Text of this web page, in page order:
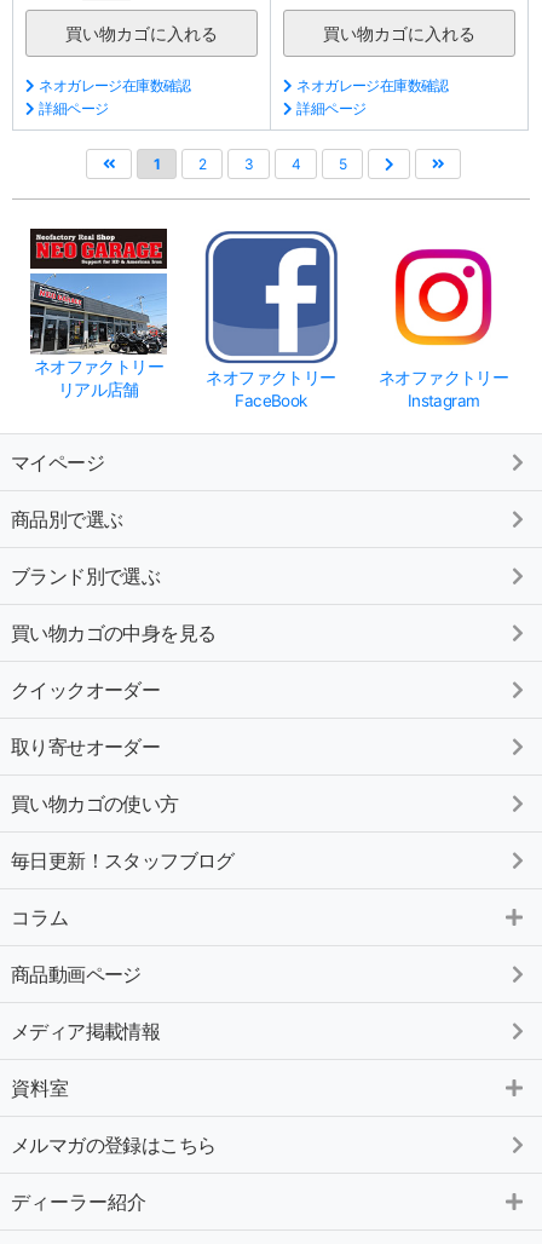
ネオガレージ在庫数確認
詳細ページ
ネオガレージ在庫数確認
詳細ページ
1 2 3 4 5
ネオファクトリー
リアル店舗
ネオファクトリー
FaceBook
ネオファクトリー
Instagram
マイページ
商品別で選ぶ
ブランド別で選ぶ
買い物カゴの中身を見る
クイックオーダー
取り寄せオーダー
買い物カゴの使い方
毎日更新！スタッフブログ
コラム
商品動画ページ
メディア掲載情報
資料室
メルマガの登録はこちら
ディーラー紹介